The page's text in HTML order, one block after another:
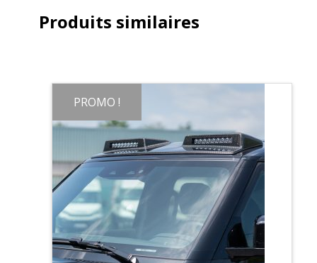
Produits similaires
PROMO !